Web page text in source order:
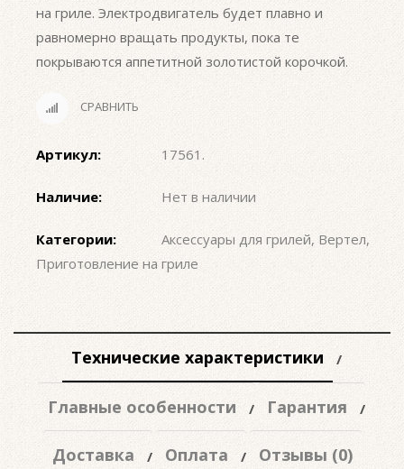
на гриле. Электродвигатель будет плавно и
равномерно вращать продукты, пока те
покрываются аппетитной золотистой корочкой.
СРАВНИТЬ
Артикул: 17561.
Наличие: Нет в наличии
Категории: Аксессуары для грилей, Вертел,
Приготовление на гриле
Технические характеристики
Главные особенности Гарантия
Доставка Оплата Отзывы (0)